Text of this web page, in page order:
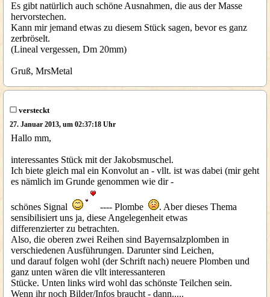
Es gibt natürlich auch schöne Ausnahmen, die aus der Masse
hervorstechen.
Kann mir jemand etwas zu diesem Stück sagen, bevor es ganz
zerbröselt.
(Lineal vergessen, Dm 20mm)
Gruß, MrsMetal
versteckt
27. Januar 2013, um 02:37:18 Uhr
Hallo mm,
interessantes Stück mit der Jakobsmuschel.
Ich biete gleich mal ein Konvolut an - vllt. ist was dabei (mir geht
es nämlich im Grunde genommen wie dir -
schönes Signal ---- Plombe
. Aber dieses Thema
sensibilisiert uns ja, diese Angelegenheit etwas
differenzierter zu betrachten.
Also, die oberen zwei Reihen sind Bayernsalzplomben in
verschiedenen Ausführungen. Darunter sind Leichen,
und darauf folgen wohl (der Schrift nach) neuere Plomben und
ganz unten wären die vllt interessanteren
Stücke. Unten links wird wohl das schönste Teilchen sein.
Wenn ihr noch Bilder/Infos braucht - dann.....